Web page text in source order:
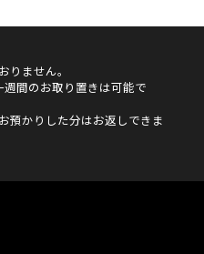
ません。
間のお取り置きは可能で
預かりした分はお返しできま